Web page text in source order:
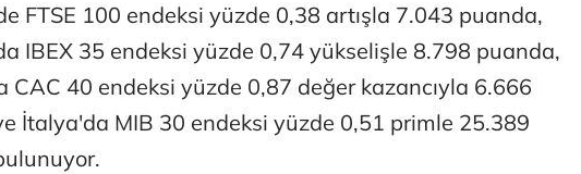
FTSE 100 endeksi yüzde 0,38 artışla 7.043 puanda,
IBEX 35 endeksi yüzde 0,74 yükselişle 8.798 puanda,
CAC 40 endeksi yüzde 0,87 değer kazancıyla 6.666
İtalya'da MIB 30 endeksi yüzde 0,51 primle 25.389